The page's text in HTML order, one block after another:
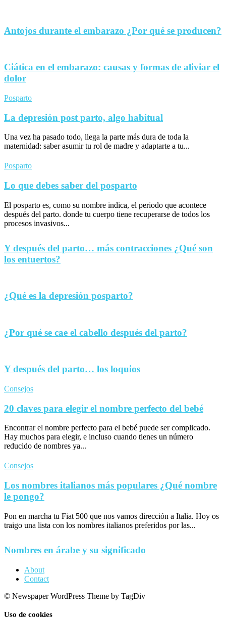
Antojos durante el embarazo ¿Por qué se producen?
Ciática en el embarazo: causas y formas de aliviar el
dolor
Posparto
La depresión post parto, algo habitual
Una vez ha pasado todo, llega la parte más dura de toda la
maternidad: saber asumir tu rol de madre y adaptarte a tu...
Posparto
Lo que debes saber del posparto
El posparto es, como su nombre indica, el periodo que acontece
después del parto. donde tu cuerpo tiene recuperarse de todos los
procesos invasivos...
Y después del parto… más contracciones ¿Qué son
los entuertos?
¿Qué es la depresión posparto?
¿Por qué se cae el cabello después del parto?
Y después del parto… los loquios
Consejos
20 claves para elegir el nombre perfecto del bebé
Encontrar el nombre perfecto para el bebé puede ser complicado.
Hay muchos para elegir, e incluso cuando tienes un número
reducido de nombres ya...
Consejos
Los nombres italianos más populares ¿Qué nombre
le pongo?
Pon en marcha tu Fiat 500 que nos vamos dirección a Italia. Hoy os
traigo una lista con los nombres italianos preferidos por las...
Nombres en árabe y su significado
About
Contact
© Newspaper WordPress Theme by TagDiv
Uso de cookies